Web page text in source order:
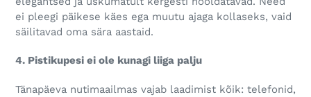
ei pleegi päikese käes ega muutu ajaga kollaseks, vaid
säilitavad oma sära aastaid.
4. Pistikupesi ei ole kunagi liiga palju
Tänapäeva nutimaailmas vajab laadimist kõik: telefonid,